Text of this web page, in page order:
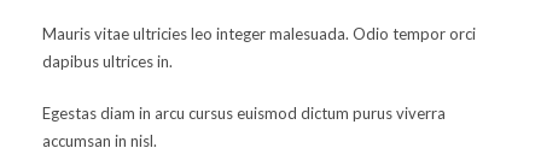
Mauris vitae ultricies leo integer malesuada. Odio tempor orci
dapibus ultrices in.
Egestas diam in arcu cursus euismod dictum purus viverra
accumsan in nisl.